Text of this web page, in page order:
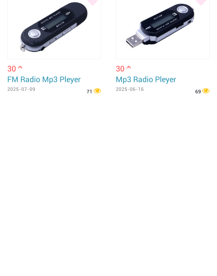
30 m
FM Radio Mp3 Pleyer
2025-07-09 71
30 m
Mp3 Radio Pleyer
2025-06-16 69